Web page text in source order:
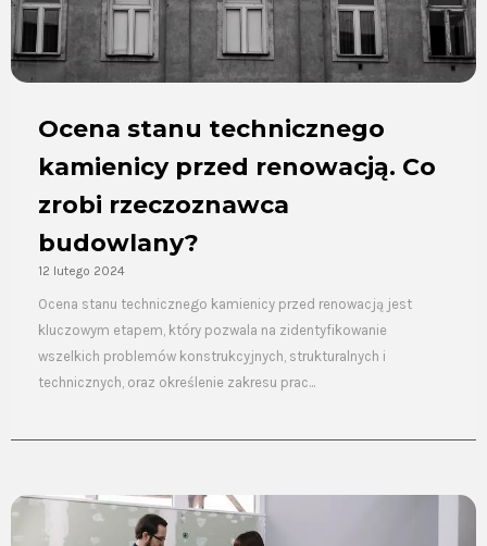
Ocena stanu technicznego
kamienicy przed renowacją. Co
zrobi rzeczoznawca
budowlany?
12 lutego 2024
Ocena stanu technicznego kamienicy przed renowacją jest
kluczowym etapem, który pozwala na zidentyfikowanie
wszelkich problemów konstrukcyjnych, strukturalnych i
technicznych, oraz określenie zakresu prac...